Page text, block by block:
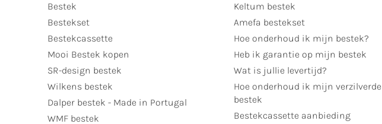
Bestek
Bestekset
Bestekcassette
Mooi Bestek kopen
SR-design bestek
Wilkens bestek
Dalper bestek - Made in Portugal
WMF bestek
Keltum bestek
Amefa bestekset
Hoe onderhoud ik mijn bestek?
Heb ik garantie op mijn bestek
Wat is jullie levertijd?
Hoe onderhoud ik mijn verzilverde
bestek
Bestekcassette aanbieding